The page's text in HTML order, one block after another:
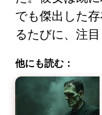
でも傑出した
るたびに、注
他にも読む：